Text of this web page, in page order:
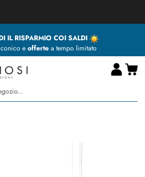
IL RISPARMIO COI SALDI
e offertea tempo limitato